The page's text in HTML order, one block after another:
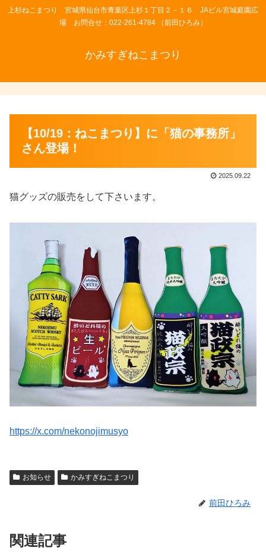
上杉ねこまつり 宮城県仙台市青葉区上杉１丁目２－１６ JAビル宮城庭園広
場 お問合せ：022-261-4784 （前田ひろみ）
かみすぎねこまつり
【10/19：ねこまつり】に「猫の事務所」
さん登場！
2025.09.22
猫グッズの販売をして下さいます。
https://x.com/nekonojimusyo
お知らせ かみすぎねこまつり
前田ひろみ
関連記事